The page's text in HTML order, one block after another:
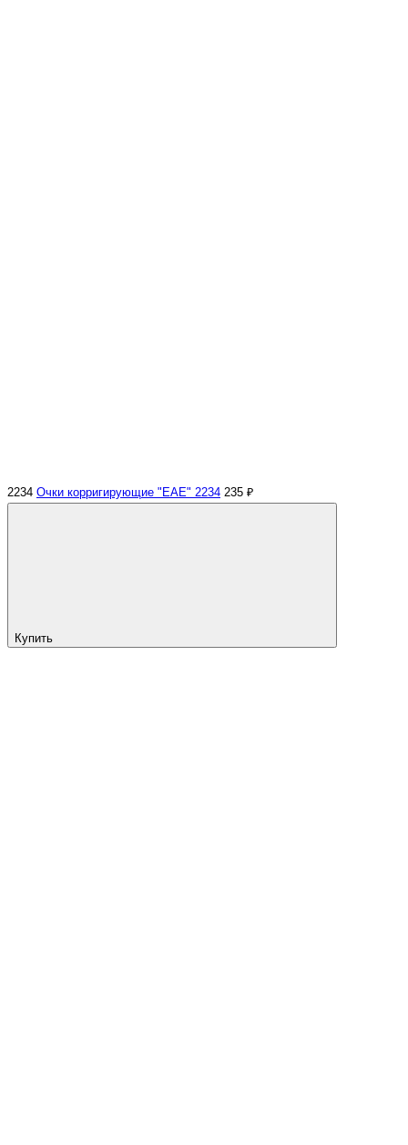
2234 Очки корригирующие "EAE" 2234 235 ₽
Купить